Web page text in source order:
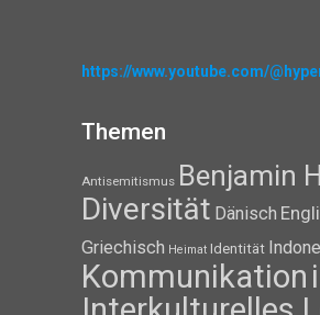
https://www.youtube.com/
Themen
Antisemitismus Benjamin
Diversität Dänisch
Griechisch Heimat Identität
Kommunikation